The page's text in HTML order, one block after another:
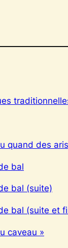
quand des
bal
bal (suite)
bal (suite et
caveau »